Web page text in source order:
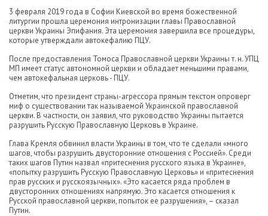
3 февраля 2019 года в Софии Киевской во время божественной
литургии прошла церемония интронизации главы Православной
церкви Украины Эпифания. Эта церемония завершила все процедуры,
которые утверждали автокефалию ПЦУ.
После предоставления Томоса Православной церкви Украины т. н. УПЦ
МП имеет статус автономной церкви и обладает меньшими правами,
чем автокефальная церковь - ПЦУ.
Отметим, что президент страны-агрессора прямым текстом опроверг
миф о существовании так называемой Украинской православной
церкви. В частности, он заявил, что руководство Украины пытается
разрушить Русскую Православную Церковь в Украине.
Глава Кремля обвинил власти Украины в том, что те сделали «много
шагов, чтобы разрушить двусторонние отношения с Россией». Среди
таких шагов Путин назвал «притеснения русского языка в Украине»,
«попытку разрушить Русскую Православную Церковь» и «притеснения
прав русских и русскоязычных». «Это касается ряда проблем в
двусторонних отношениях напрямую. Это касается отношения к
Русской православной церкви, попыток ее разрушения», – сказал
Путин.